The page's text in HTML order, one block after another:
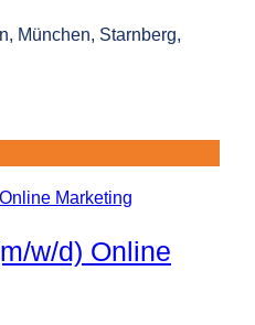
München, Starnberg,
w/d) Online